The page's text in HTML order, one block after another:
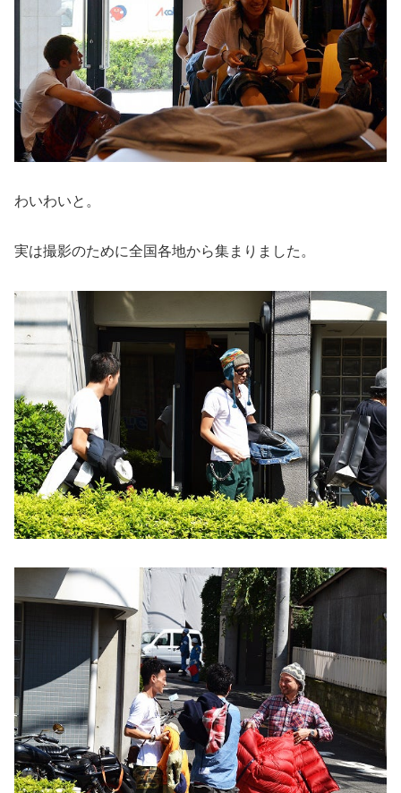
わいわいと。
実は撮影のために全国各地から集まりました。